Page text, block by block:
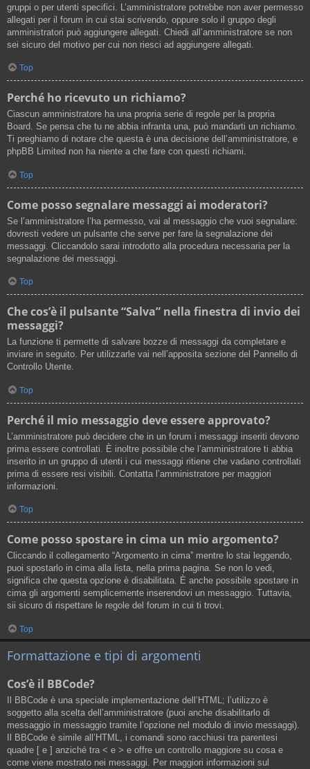
gruppi o per utenti specifici. L’amministratore potrebbe non aver permesso
allegati per il forum in cui stai scrivendo, oppure solo il gruppo degli
amministratori può aggiungere allegati. Chiedi all’amministratore se non
sei sicuro del motivo per cui non riesci ad aggiungere allegati.
Top
Perché ho ricevuto un richiamo?
Ciascun amministratore ha una propria serie di regole per la propria
Board. Se pensa che tu ne abbia infranta una, può mandarti un richiamo.
Ti preghiamo di notare che questa è una decisione dell’amministratore, e
phpBB Limited non ha niente a che fare con questi richiami.
Top
Come posso segnalare messaggi ai moderatori?
Se l’amministratore l’ha permesso, vai al messaggio che vuoi segnalare:
dovresti vedere un pulsante che serve per fare la segnalazione dei
messaggi. Cliccandolo sarai introdotto alla procedura necessaria per la
segnalazione dei messaggi.
Top
Che cos’è il pulsante “Salva” nella finestra di invio dei
messaggi?
La funzione ti permette di salvare bozze di messaggi da completare e
inviare in seguito. Per utilizzarle vai nell’apposita sezione del Pannello di
Controllo Utente.
Top
Perché il mio messaggio deve essere approvato?
L’amministratore può decidere che in un forum i messaggi inseriti devono
prima essere controllati. È inoltre possibile che l’amministratore ti abbia
inserito in un gruppo di utenti i cui messaggi ritiene che vadano controllati
prima di essere resi visibili. Contatta l’amministratore per maggiori
informazioni.
Top
Come posso spostare in cima un mio argomento?
Cliccando il collegamento “Argomento in cima” mentre lo stai leggendo,
puoi spostarlo in cima alla lista, nella prima pagina. Se non lo vedi,
significa che questa opzione è disabilitata. È anche possibile spostare in
cima gli argomenti semplicemente inserendovi un messaggio. Tuttavia,
sii sicuro di rispettare le regole del forum in cui ti trovi.
Top
Formattazione e tipi di argomenti
Cos’è il BBCode?
Il BBCode è una speciale implementazione dell’HTML; l’utilizzo è
soggetto alla scelta dell’amministratore (puoi anche disabilitarlo di
messaggio in messaggio tramite l’opzione nel modulo di invio messaggi).
Il BBCode è simile all’HTML, i comandi sono racchiusi tra parentesi
quadre [ e ] anziché tra < e > e offre un controllo maggiore su cosa e
come viene mostrato nei messaggi. Per maggiori informazioni sul